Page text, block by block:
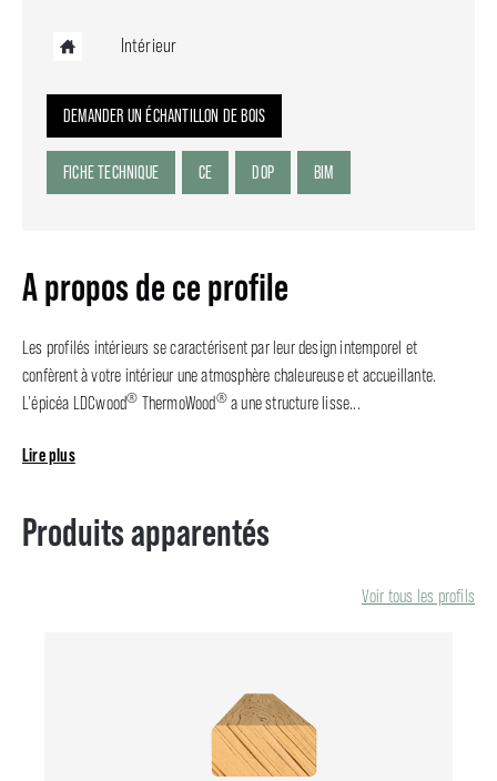
Intérieur
DEMANDER UN ÉCHANTILLON DE BOIS
FICHE TECHNIQUE CE DOP BIM
A propos de ce profile
Les profilés intérieurs se caractérisent par leur design intemporel et
confèrent à votre intérieur une atmosphère chaleureuse et accueillante.
L'épicéa LDCwood® ThermoWood®a une structure lisse...
Lire plus
Produits apparentés
Voir tous les profils